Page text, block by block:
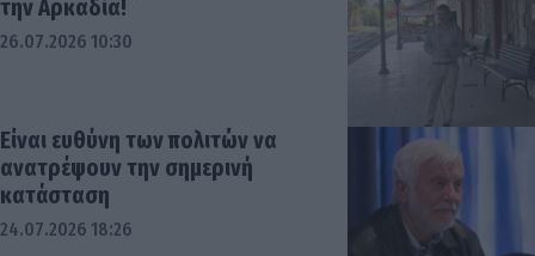
την Αρκαδία!
26.07.2026 10:30
Είναι ευθύνη των πολιτών να
ανατρέψουν την σημερινή
κατάσταση
24.07.2026 18:26